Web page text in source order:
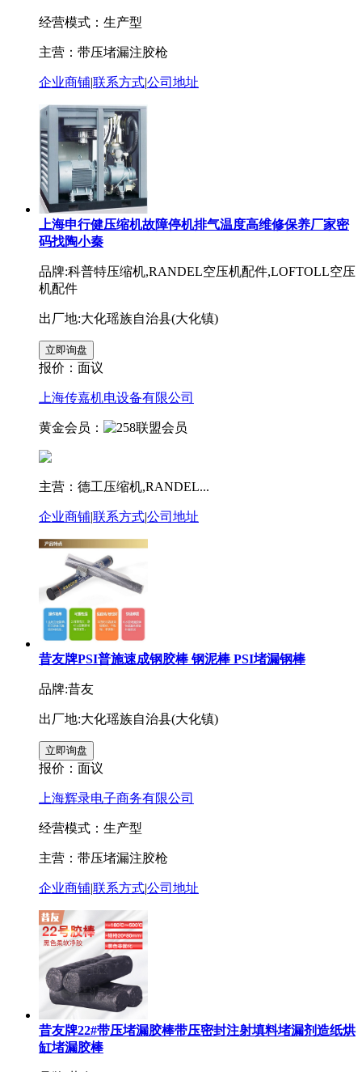
经营模式：生产型
主营：带压堵漏注胶枪
企业商铺|联系方式|公司地址
上海申行健压缩机故障停机排气温度高维修保养厂家密
码找陶小秦
品牌:科普特压缩机,RANDEL空压机配件,LOFTOLL空压
机配件
出厂地:大化瑶族自治县(大化镇)
报价： 面议
上海传嘉机电设备有限公司
黄金会员：
主营：德工压缩机,RANDEL...
企业商铺|联系方式|公司地址
昔友牌PSI普施速成钢胶棒 钢泥棒 PSI堵漏钢棒
品牌:昔友
出厂地:大化瑶族自治县(大化镇)
报价： 面议
上海辉录电子商务有限公司
经营模式：生产型
主营：带压堵漏注胶枪
企业商铺|联系方式|公司地址
昔友牌22#带压堵漏胶棒带压密封注射填料堵漏剂造纸烘
缸堵漏胶棒